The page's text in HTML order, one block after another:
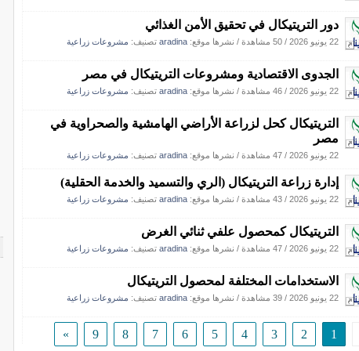
دور التريتيكال في تحقيق الأمن الغذائي
22 يونيو 2026 / 50 مشاهدة / نشرها موقع: aradina تصنيف: مشروعات زراعية
الجدوى الاقتصادية ومشروعات التريتيكال في مصر
22 يونيو 2026 / 46 مشاهدة / نشرها موقع: aradina تصنيف: مشروعات زراعية
التريتيكال كحل لزراعة الأراضي الهامشية والصحراوية في
مصر
22 يونيو 2026 / 47 مشاهدة / نشرها موقع: aradina تصنيف: مشروعات زراعية
إدارة زراعة التريتيكال (الري والتسميد والخدمة الحقلية)
22 يونيو 2026 / 43 مشاهدة / نشرها موقع: aradina تصنيف: مشروعات زراعية
التريتيكال كمحصول علفي ثنائي الغرض
22 يونيو 2026 / 47 مشاهدة / نشرها موقع: aradina تصنيف: مشروعات زراعية
الاستخدامات المختلفة لمحصول التريتيكال
22 يونيو 2026 / 39 مشاهدة / نشرها موقع: aradina تصنيف: مشروعات زراعية
1
2
3
4
5
6
7
8
9
»